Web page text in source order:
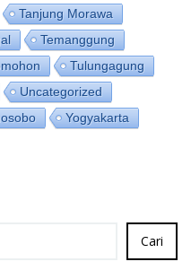
Tanjung Morawa
Temanggung
Tulungagung
Uncategorized
Yogyakarta
Cari